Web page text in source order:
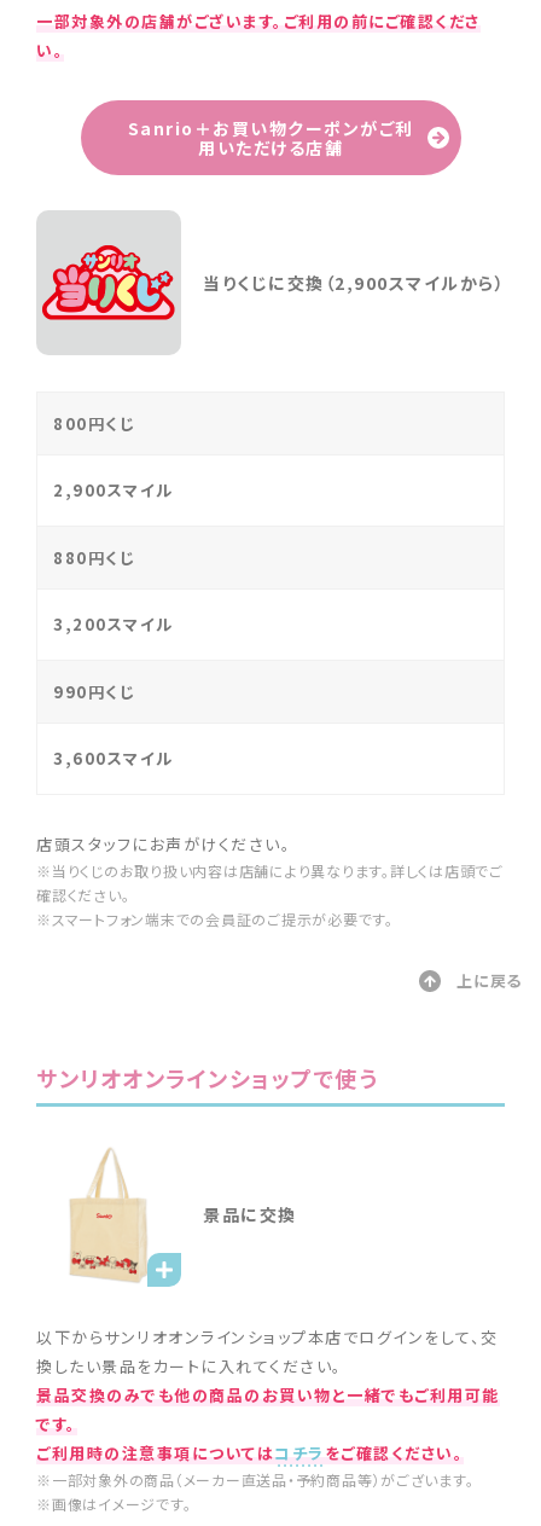
一部対象外の店舗がございます。ご利用の前にご確認くださ
い。
Sanrio＋お買い物クーポンがご利
用いただける店舗
当りくじに交換（2,900スマイルから）
800円くじ
2,900スマイル
880円くじ
3,200スマイル
990円くじ
3,600スマイル
店頭スタッフにお声がけください。
※当りくじのお取り扱い内容は店舗により異なります。詳しくは店頭でご
確認ください。
※スマートフォン端末での会員証のご提示が必要です。
上に戻る
サンリオオンラインショップで使う
景品に交換
以下からサンリオオンラインショップ本店でログインをして、交
換したい景品をカートに入れてください。
景品交換のみでも他の商品のお買い物と一緒でもご利用可能
です。
ご利用時の注意事項についてはコチラ をご確認ください。
※一部対象外の商品（メーカー直送品・予約商品等）がございます。
※画像はイメージです。